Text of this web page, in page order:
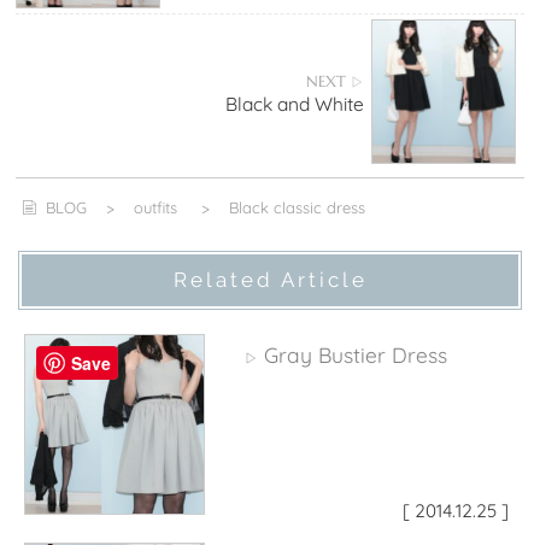
NEXT ▷
Black and White
BLOG > outfits > Black classic dress
Related Article
▷ Gray Bustier Dress
[ 2014.12.25 ]
Save